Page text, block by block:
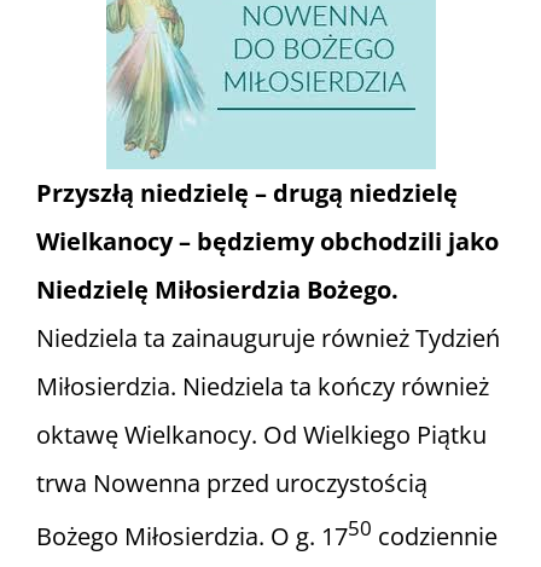
Informacje i media katolickie
Nasza parafia i lokalne wspólnoty
Polski Ład
Kontakt
Przyszłą niedzielę – drugą niedzielę
Wielkanocy – będziemy obchodzili jako
Niedzielę Miłosierdzia Bożego.
Niedziela ta zainauguruje również Tydzień
Miłosierdzia. Niedziela ta kończy również
oktawę Wielkanocy. Od Wielkiego Piątku
trwa Nowenna przed uroczystością
Bożego Miłosierdzia. O g. 1750 codziennie